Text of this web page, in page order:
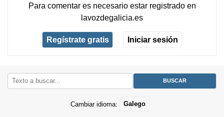
Para comentar es necesario estar registradoen
lavozdegalicia.es
Regístrate gratis Iniciar sesión
Cambiar idioma: Galego